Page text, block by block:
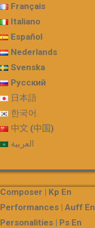
Français
Italiano
Español
Nederlands
Svenska
Русский
日本語
한국어
中文 (中国)
العربية
Composer | Kp En
Performances | Auff En
Personalities | Ps En